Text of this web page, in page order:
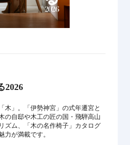
2026
木」。「伊勢神宮」の式年遷宮と
の自邸や木工の匠の国・飛騨高山
ズム、「木の名作椅子」カタログ
力が満載です。